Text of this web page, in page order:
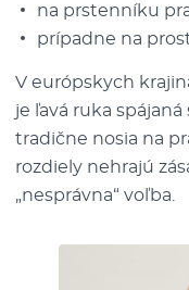
na prstenníku
prípadne na
V európskych
je ľavá ruka
tradične nosia na
rozdiely nehrajú
„nesprávna“ voľba.